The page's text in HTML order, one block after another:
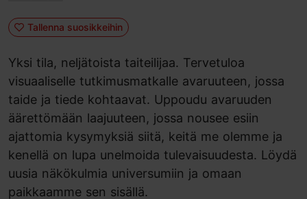
Tallenna suosikkeihin
Yksi tila, neljätoista taiteilijaa. Tervetuloa
visuaaliselle tutkimusmatkalle avaruuteen, jossa
taide ja tiede kohtaavat. Uppoudu avaruuden
äärettömään laajuuteen, jossa nousee esiin
ajattomia kysymyksiä siitä, keitä me olemme ja
kenellä on lupa unelmoida tulevaisuudesta. Löydä
uusia näkökulmia universumiin ja omaan
paikkaamme sen sisällä.